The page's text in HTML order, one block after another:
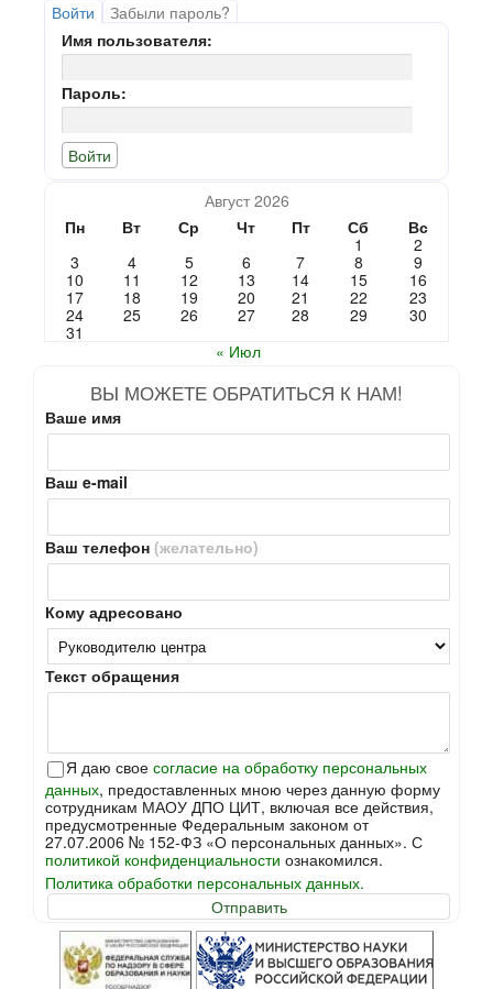
Войти
Забыли пароль?
Имя пользователя:
Пароль:
Август 2026
Пн
Вт Ср Чт Пт Сб
Вс
1
2
3
4 5 6 7 8
9
10
11 12 13 14 15
16
17
18 19 20 21 22
23
24
25 26 27 28 29
30
31
« Июл
ВЫ МОЖЕТЕ ОБРАТИТЬСЯ К НАМ!
Ваше имя
Ваш e-mail
Ваш телефон (желательно)
Кому адресовано
Текст обращения
Я даю свое согласие на обработку персональных
данных, предоставленных мною через данную форму
сотрудникам МАОУ ДПО ЦИТ, включая все действия,
предусмотренные Федеральным законом от
27.07.2006 № 152-ФЗ «О персональных данных». С
политикой конфиденциальности ознакомился.
Политика обработки персональных данных.